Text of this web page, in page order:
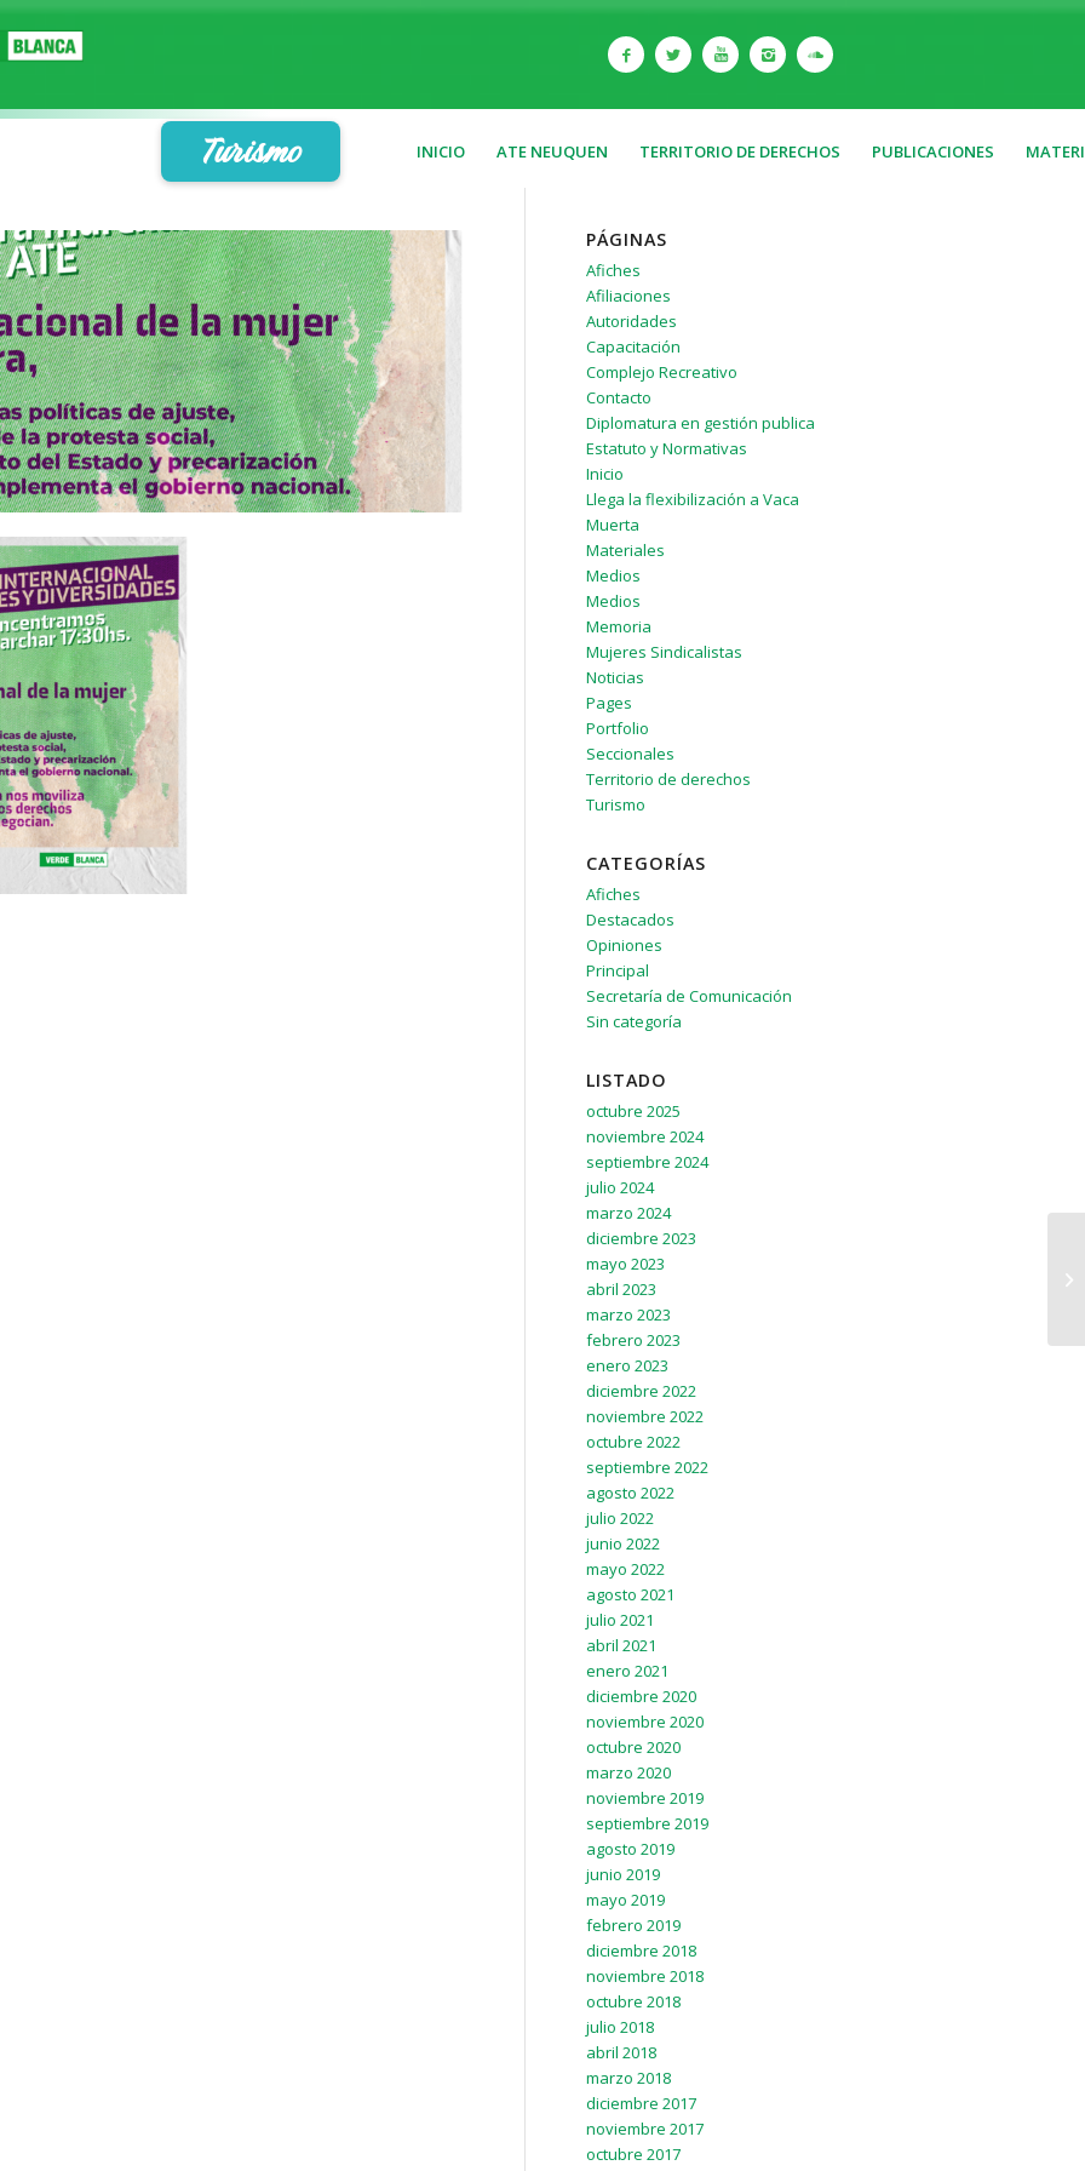
Turismo INICIO ATE NEUQUEN TERRITORIO DE DERECHOS PUBLICACIONES
PÁGINAS
Afiches
Afiliaciones
Autoridades
Capacitación
Complejo Recreativo
Contacto
Diplomatura en gestión publica
Estatuto y Normativas
Inicio
Llega la flexibilización a Vaca
Muerta
Materiales
Medios
Medios
Memoria
Mujeres Sindicalistas
Noticias
Pages
Portfolio
Seccionales
Territorio de derechos
Turismo
CATEGORÍAS
Afiches
Destacados
Opiniones
Principal
Secretaría de Comunicación
Sin categoría
LISTADO
octubre 2025
noviembre 2024
septiembre 2024
julio 2024
marzo 2024
diciembre 2023
mayo 2023
abril 2023
marzo 2023
febrero 2023
enero 2023
diciembre 2022
noviembre 2022
octubre 2022
septiembre 2022
agosto 2022
julio 2022
junio 2022
mayo 2022
agosto 2021
julio 2021
abril 2021
enero 2021
diciembre 2020
noviembre 2020
octubre 2020
marzo 2020
noviembre 2019
septiembre 2019
agosto 2019
junio 2019
mayo 2019
febrero 2019
diciembre 2018
noviembre 2018
octubre 2018
julio 2018
abril 2018
marzo 2018
diciembre 2017
noviembre 2017
octubre 2017